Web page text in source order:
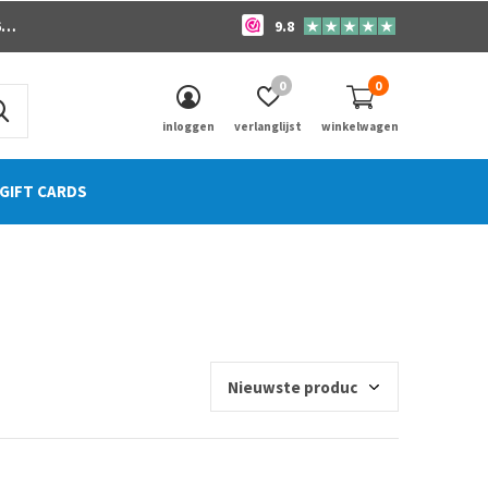
GIFT CARDS
inloggen verlanglijst
0
winkelwagen
0
9.8